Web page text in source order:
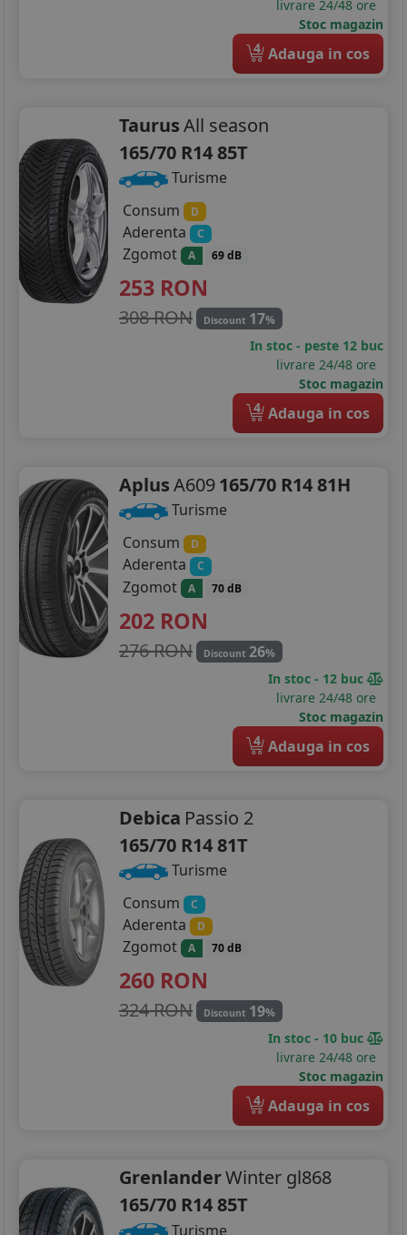
215/65R15
215/70R15
225/70R15
255/75R15
185/75R16
195/75R16
205/45R16
205/50R16
205/55R16
205/60R16
215/70R16
215/75R16
225/55R16
225/75R16
215/60R17
215/65R17
livrare 24/48 ore
Stoc magazin
4 Adauga in cos
TaurusAll season
165/70 R14 85T
Turisme
Consum
D
Aderenta C
Zgomot A 69 dB
253 RON
308 RON Discount 17%
In stoc - peste 12 buc
livrare 24/48 ore
Stoc magazin
4 Adauga in cos
AplusA609165/70 R14 81H
Turisme
Consum
D
Aderenta C
Zgomot A 70 dB
202 RON
276 RON Discount 26%
In stoc - 12 buc
livrare 24/48 ore
Stoc magazin
4 Adauga in cos
Debica Passio 2
165/70 R14 81T
Turisme
Consum
C
Aderenta D
Zgomot A 70 dB
260 RON
324 RON Discount 19%
In stoc - 10 buc
livrare 24/48 ore
Stoc magazin
4 Adauga in cos
GrenlanderWinter gl868
165/70 R14 85T
Turisme